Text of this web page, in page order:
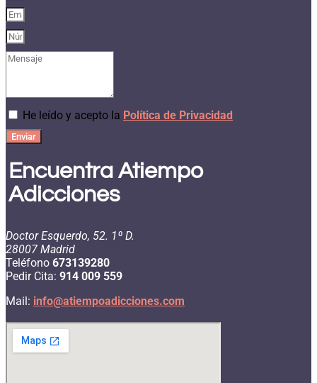
He leído y acepto la Política de Privacidad
Enviar
Encuentra Atiempo
Adicciones
Doctor Esquerdo, 52. 1º D.
28007 Madrid
Teléfono 673139280
Pedir Cita: 914 009 559
Mail: info@atiempoadicciones.com